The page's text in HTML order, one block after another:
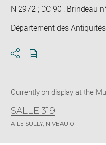
N 2972 ; CC 90 ; Brindeau
Département des
Currently on display at the
SALLE 319
AILE SULLY, NIVEAU 0